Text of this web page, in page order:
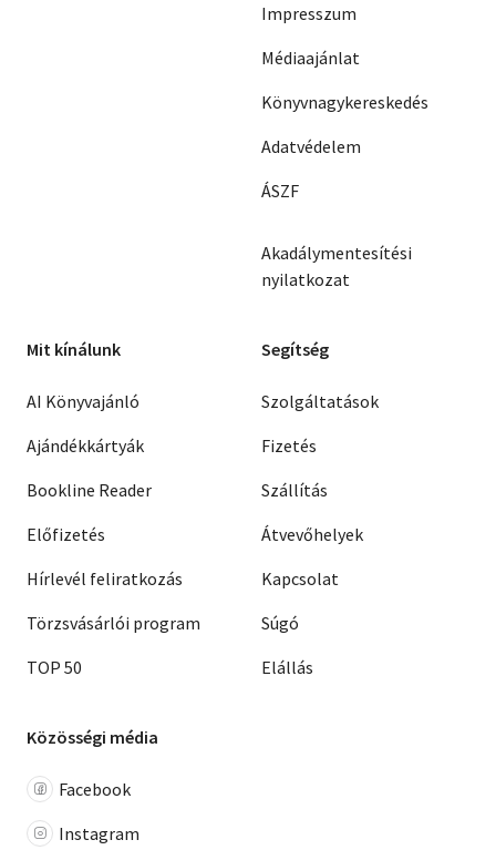
Impresszum
Médiaajánlat
Könyvnagykereskedés
Adatvédelem
ÁSZF
Akadálymentesítési
nyilatkozat
Mit kínálunk
AI Könyvajánló
Ajándékkártyák
Bookline Reader
Előfizetés
Hírlevél feliratkozás
Törzsvásárlói program
TOP 50
Segítség
Szolgáltatások
Fizetés
Szállítás
Átvevőhelyek
Kapcsolat
Súgó
Elállás
Közösségi média
Facebook
Instagram